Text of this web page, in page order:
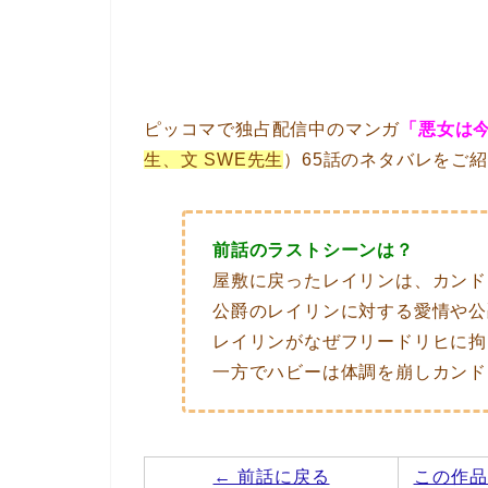
ピッコマで独占配信中のマンガ 「悪女は
生、文 SWE先生 ）65話のネタバレをご
前話のラストシーンは？
屋敷に戻ったレイリンは、カン
公爵のレイリンに対する愛情や
レイリンがなぜフリードリヒに
一方でハビーは体調を崩しカン
← 前話に戻る この作